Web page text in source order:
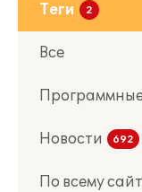
Все
Новости
Теги
По всему